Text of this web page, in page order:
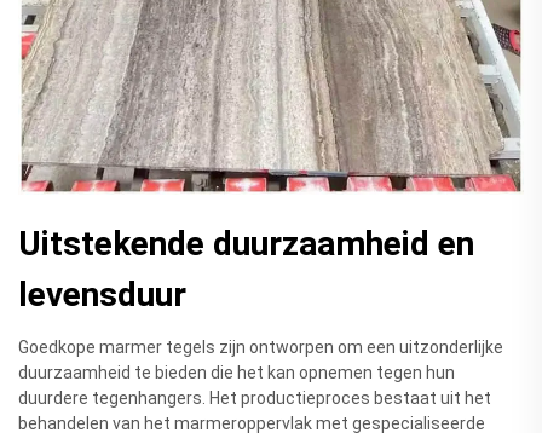
Uitstekende duurzaamheid en
levensduur
Goedkope marmer tegels zijn ontworpen om een uitzonderlijke
duurzaamheid te bieden die het kan opnemen tegen hun
duurdere tegenhangers. Het productieproces bestaat uit het
behandelen van het marmeroppervlak met gespecialiseerde